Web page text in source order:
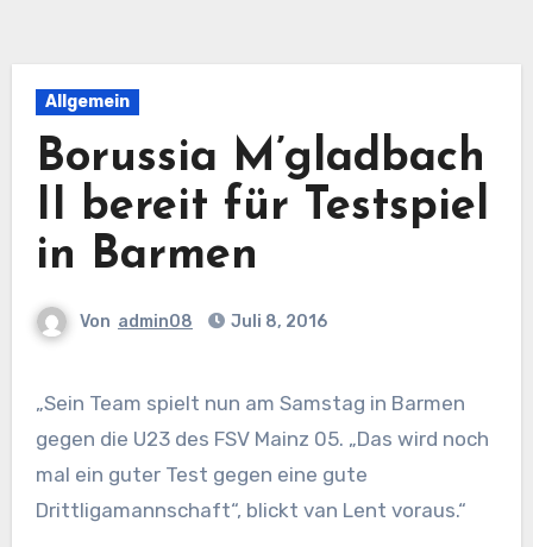
Allgemein
Borussia M’gladbach
II bereit für Testspiel
in Barmen
Von admin08 Juli 8, 2016
„Sein Team spielt nun am Samstag in Barmen
gegen die U23 des FSV Mainz 05. „Das wird noch
mal ein guter Test gegen eine gute
Drittligamannschaft“, blickt van Lent voraus.“